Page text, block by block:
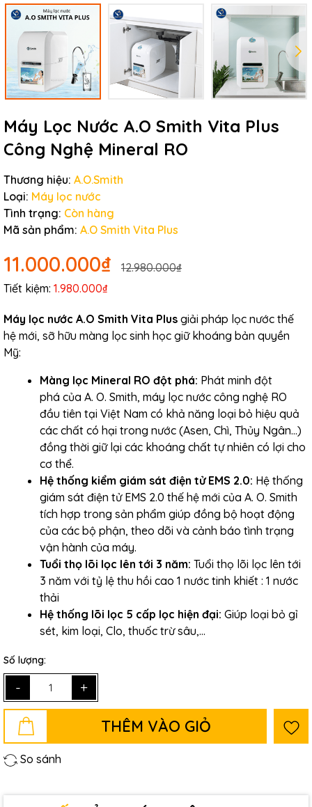
Máy Lọc Nước A.O Smith Vita Plus
Công Nghệ Mineral RO
Thương hiệu: A.O.Smith
Loại: Máy lọc nước
Tình trạng: Còn hàng
Mã sản phẩm: A.O Smith Vita Plus
11.000.000₫
12.980.000₫
Tiết kiệm: 1.980.000₫
Máy lọc nước A.O Smith Vita Plus giải pháp lọc nước thế
hệ mới, sỡ hữu màng lọc sinh học giữ khoáng bản quyền
Mỹ:
Màng lọc Mineral RO đột phá: Phát minh đột
phá của A. O. Smith, máy lọc nước công nghệ RO
đầu tiên tại Việt Nam có khả năng loại bỏ hiệu quả
các chất có hại trong nước (Asen, Chì, Thủy Ngân…)
đồng thời giữ lại các khoáng chất tự nhiên có lợi cho
cơ thể.
Hệ thống kiểm giám sát điện tử EMS 2.0: Hệ thống
giám sát điện tử EMS 2.0 thế hệ mới của A. O. Smith
tích hợp trong sản phẩm giúp đồng bộ hoạt động
của các bộ phận, theo dõi và cảnh báo tình trạng
vận hành của máy.
Tuổi thọ lõi lọc lên tới 3 năm: Tuổi thọ lõi lọc lên tới
3 năm với tỷ lệ thu hồi cao 1 nước tinh khiết : 1 nước
thải
Hệ thống lõi lọc 5 cấp lọc hiện đại: Giúp loại bỏ gỉ
sét, kim loại, Clo, thuốc trừ sâu,...
Số lượng:
- +
THÊM VÀO GIỎ
So sánh
Mã giảm giá:
Ngày hết hạn:
Điều kiện: